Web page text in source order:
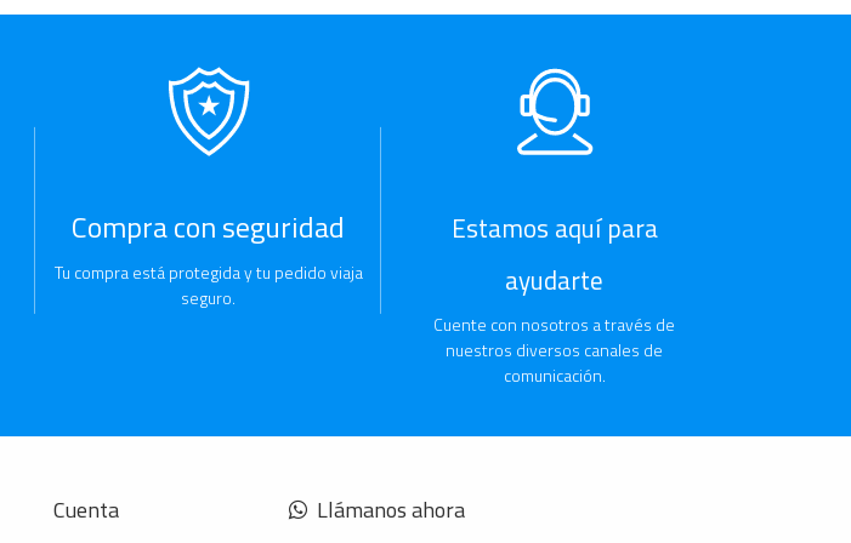
Compra con seguridad
Tu compra está protegida y tu pedido viaja
seguro.
Estamos aquí para
ayudarte
Cuente con nosotros a través de
nuestros diversos canales de
comunicación.
Cuenta Llámanos ahora